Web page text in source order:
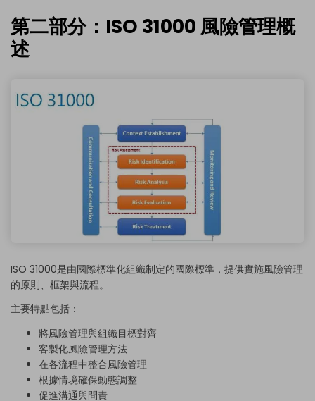
第二部分：ISO 31000 風險管理概
述
ISO 31000是由國際標準化組織制定的國際標準，提供實施風險管理
的原則、框架與流程。
主要特點包括：
將風險管理與組織目標對齊
客製化風險管理方法
在各流程中整合風險管理
根據情境確保動態調整
促進溝通與問責